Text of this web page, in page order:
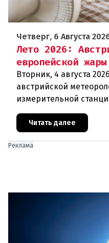
Четверг, 6 Августа
Лето 2026:
европейской жары
Вторник, 4 августа
австрийской
измерительной
столбик термометра
Цельсия. Это
Читать далее
Реклама